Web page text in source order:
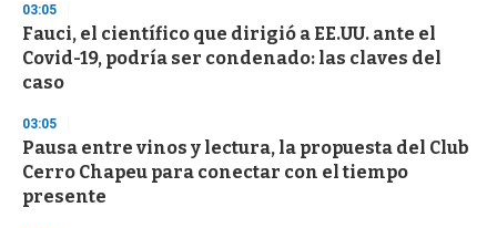
3
s
e
c
o
d
s
03:05
Fauci, el científico que dirigió a EE.UU. ante el
Covid-19, podría ser condenado: las claves del
caso
03:05
Pausa entre vinos y lectura, la propuesta del Club
Cerro Chapeu para conectar con el tiempo
presente